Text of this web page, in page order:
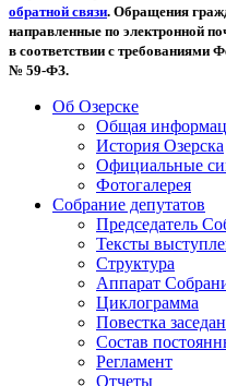
обратной связи. Обращения
направленные по электронной
в соответствии с требованиями
№ 59-ФЗ.
Об Озерске
Общая
История Озерска
Официальные
Фотогалерея
Собрание депутатов
Председатель
Тексты
Структура
Аппарат
Циклограмма
Повестка
Состав
Регламент
Отчеты